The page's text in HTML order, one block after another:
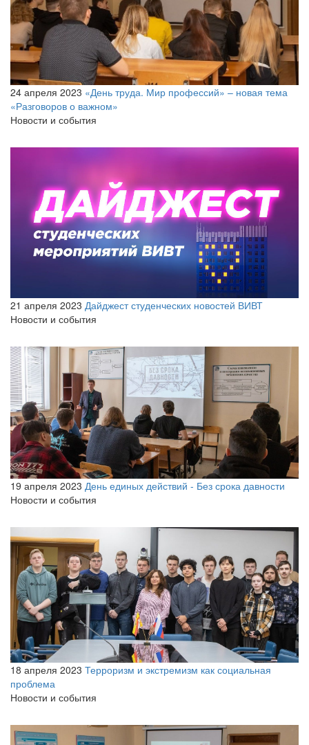
24 апреля 2023 «День труда. Мир профессий» – новая тема
«Разговоров о важном»
Новости и события
21 апреля 2023 Дайджест студенческих новостей ВИВТ
Новости и события
19 апреля 2023 День единых действий - Без срока давности
Новости и события
18 апреля 2023 Терроризм и экстремизм как социальная
проблема
Новости и события